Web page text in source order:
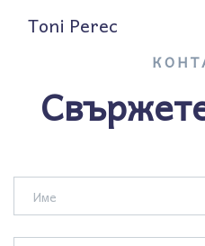
Toni Perec